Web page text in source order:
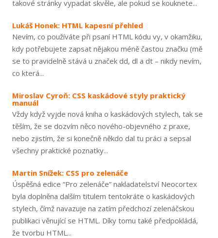
takové stránky vypadat skvěle, ale pokud se kouknete...
Lukáš Honek: HTML kapesní přehled
Nevím, co používáte při psaní HTML kódu vy, v okamžiku,
kdy potřebujete zapsat nějakou méně častou značku (mě
se to pravidelně stává u značek dd, dl a dt – nikdy nevím,
co která...
Miroslav Cyroň: CSS kaskádové styly praktický
manuál
Vždy když vyjde nová kniha o kaskádových stylech, tak se
těším, že se dozvím něco nového-objevného z praxe,
nebo zjistím, že si konečně někdo dal tu práci a sepsal
všechny praktické poznatky...
Martin Snížek: CSS pro zelenáče
Úspěšná edice “Pro zelenáče” nakladatelství Neocortex
byla doplněna dalším titulem tentokráte o kaskádových
stylech, čímž navazuje na zatím předchozí zelenáčskou
publikaci věnující se HTML. Díky tomu také předpokládá,
že tvorbu HTML...